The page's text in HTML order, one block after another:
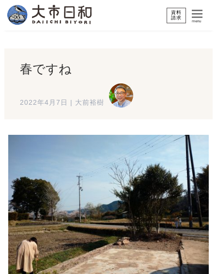
資料
請求
menu
春ですね
2022年4月7日 大前裕樹